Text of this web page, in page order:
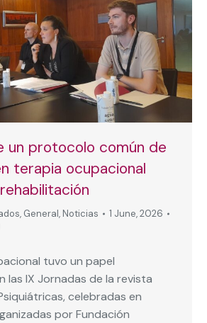
un protocolo común de
terapia ocupacional
, General, Noticias
1 June, 2026
tuvo un papel
las IX Jornadas de la revista
celebradas en
por Fundación